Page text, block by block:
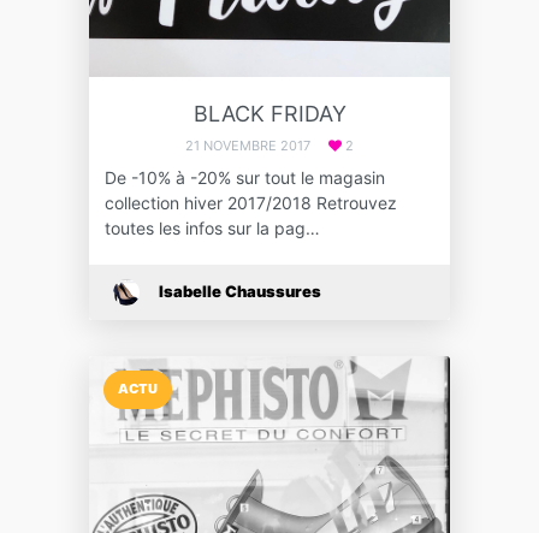
BLACK FRIDAY
21 NOVEMBRE 2017 2
De -10% à -20% sur tout le magasin
collection hiver 2017/2018 Retrouvez
toutes les infos sur la pag…
Isabelle Chaussures
ACTU